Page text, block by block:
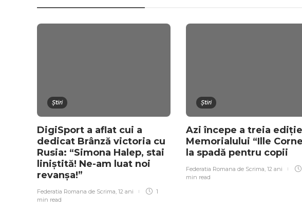
Știri
DigiSport a aflat cui a
dedicat Brânză victoria cu
Rusia: “Simona Halep, stai
liniștită! Ne-am luat noi
revanșa!”
Federatia Romana de Scrima 12 ani
1
min read
Știri
Azi începe a treia
Memorialului “Ille
la spadă pentru copii
Federatia Romana de Scrima 12 ani
min read